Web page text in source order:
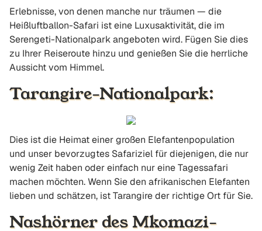
Erlebnisse, von denen manche nur träumen — die
Heißluftballon-Safari ist eine Luxusaktivität, die im
Serengeti-Nationalpark angeboten wird. Fügen Sie dies
zu Ihrer Reiseroute hinzu und genießen Sie die herrliche
Aussicht vom Himmel.
Tarangire-Nationalpark:
Dies ist die Heimat einer großen Elefantenpopulation
und unser bevorzugtes Safariziel für diejenigen, die nur
wenig Zeit haben oder einfach nur eine Tagessafari
machen möchten. Wenn Sie den afrikanischen Elefanten
lieben und schätzen, ist Tarangire der richtige Ort für Sie.
Nashörner des Mkomazi-